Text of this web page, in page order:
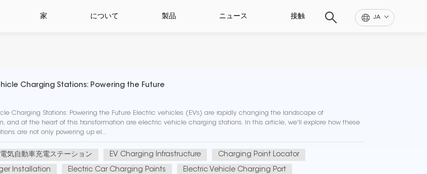
JA
家 について 製品 ニュース 接触
Charging Stations: Powering the Future
Charging Stations: Powering the Future Electric vehicles (EVs) are rapidly changing the landscape of
and at the heart of this transformation are electric vehicle charging stations. In this article, we'll explore how these
are not only powering up el...
電気自動車充電ステーション EV Charging Infrastructure Charging Point Locator
Installation Electric Car Charging Points Electric Vehicle Charging Port